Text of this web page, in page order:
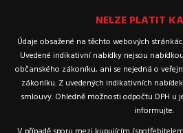
NELZE PLATIT
Údaje obsažené na těchto webových
Uvedené indikativní nabídky nejsou
občanského zákoníku, ani se nejedná o
zákoníku. Z uvedených indikativních
smlouvy. Ohledně možnosti odpočtu DPH u
informujte.